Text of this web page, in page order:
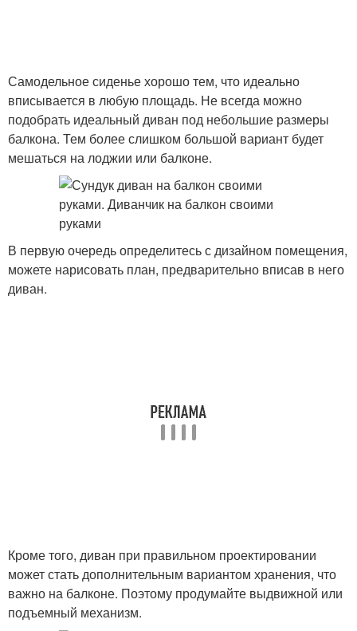
Самодельное сиденье хорошо тем, что идеально
вписывается в любую площадь. Не всегда можно
подобрать идеальный диван под небольшие размеры
балкона. Тем более слишком большой вариант будет
мешаться на лоджии или балконе.
В первую очередь определитесь с дизайном помещения,
можете нарисовать план, предварительно вписав в него
диван.
Кроме того, диван при правильном проектировании
может стать дополнительным вариантом хранения, что
важно на балконе. Поэтому продумайте выдвижной или
подъемный механизм.